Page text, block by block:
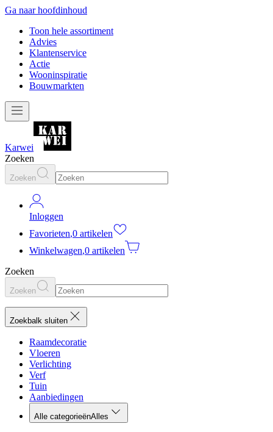
Ga naar hoofdinhoud
Toon hele assortiment
Advies
Klantenservice
Actie
Wooninspiratie
Bouwmarkten
Karwei
Zoeken
Zoeken
Inloggen
Favorieten,0 artikelen
Winkelwagen,0 artikelen
Zoeken
Zoeken
Zoekbalk sluiten
Raamdecoratie
Vloeren
Verlichting
Verf
Tuin
Aanbiedingen
Alle categorieënAlles